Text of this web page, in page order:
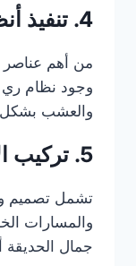
4. تنفيذ أنظمة الري
من أهم
وجود نظام ري
والعشب
5. تركيب الانترلوك والممرات
تشمل تصميم
والمسارات
جمال الحديقة